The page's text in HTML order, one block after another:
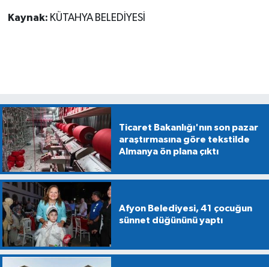
Kaynak: KÜTAHYA BELEDİYESİ
Ticaret Bakanlığı'nın son pazar
araştırmasına göre tekstilde
Almanya ön plana çıktı
Afyon Belediyesi, 41 çocuğun
sünnet düğününü yaptı